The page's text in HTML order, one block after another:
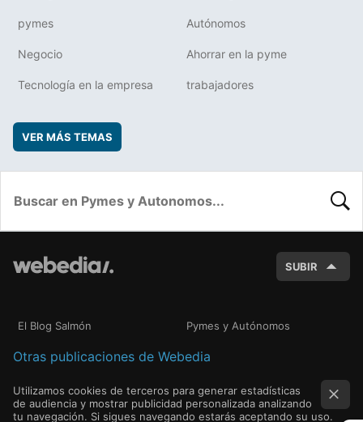
pymes Autónomos
Negocio Ahorrar en la pyme
Tecnología en la empresa trabajadores
VER MÁS TEMAS
SUBIR
El Blog Salmón Pymes y Autónomos
Otras publicaciones de Webedia
Utilizamos cookies de terceros para generar estadísticas
de audiencia y mostrar publicidad personalizada analizando
tu navegación. Si sigues navegando estarás aceptando su uso.